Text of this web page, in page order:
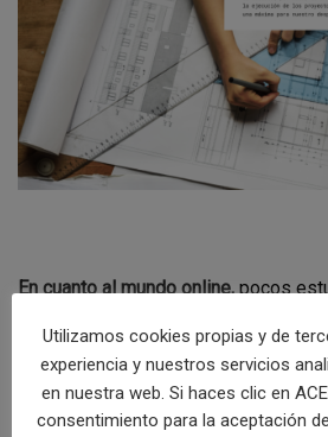
En cuanto al mundo online,pocos
directa, o lo que también se llama
cuando el cliente potencial entra en
conocernos, simplemente busca un
Utilizamos cookies propias y de
experiencia y nuestros servicios
en nuestra web. Si haces clic en
consentimiento para la aceptación